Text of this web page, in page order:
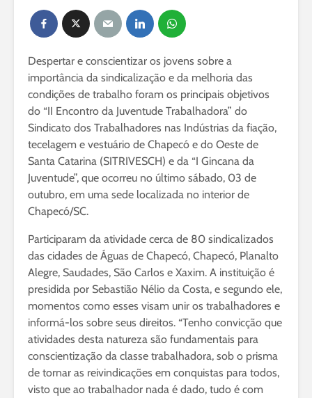
Despertar e conscientizar os jovens sobre a
importância da sindicalização e da melhoria das
condições de trabalho foram os principais objetivos
do “II Encontro da Juventude Trabalhadora” do
Sindicato dos Trabalhadores nas Indústrias da fiação,
tecelagem e vestuário de Chapecó e do Oeste de
Santa Catarina (SITRIVESCH) e da “I Gincana da
Juventude”, que ocorreu no último sábado, 03 de
outubro, em uma sede localizada no interior de
Chapecó/SC.
Participaram da atividade cerca de 80 sindicalizados
das cidades de Águas de Chapecó, Chapecó, Planalto
Alegre, Saudades, São Carlos e Xaxim. A instituição é
presidida por Sebastião Nélio da Costa, e segundo ele,
momentos como esses visam unir os trabalhadores e
informá-los sobre seus direitos. “Tenho convicção que
atividades desta natureza são fundamentais para
conscientização da classe trabalhadora, sob o prisma
de tornar as reivindicações em conquistas para todos,
visto que ao trabalhador nada é dado, tudo é com